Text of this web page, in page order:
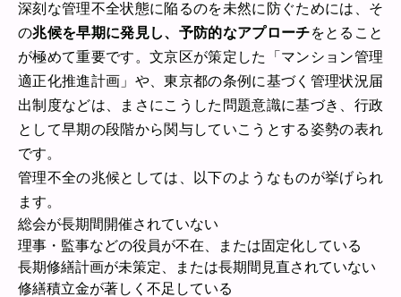
深刻な管理不全状態に陥るのを未然に防ぐためには、そ
の兆候を早期に発見し、予防的なアプローチをとること
が極めて重要です。文京区が策定した「マンション管理
適正化推進計画」や、東京都の条例に基づく管理状況届
出制度などは、まさにこうした問題意識に基づき、行政
として早期の段階から関与していこうとする姿勢の表れ
です。
管理不全の兆候としては、以下のようなものが挙げられ
ます。
総会が長期間開催されていない
理事・監事などの役員が不在、または固定化している
長期修繕計画が未策定、または長期間見直されていない
修繕積立金が著しく不足している